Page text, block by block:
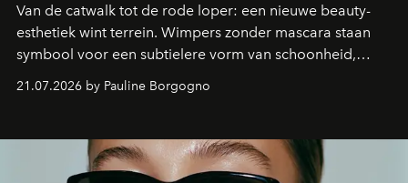
Van de catwalk tot de rode loper: een nieuwe beauty-
esthetiek wint terrein. Wimpers zonder mascara staan
symbool voor een subtielere vorm van schoonheid,
waarin zelfvertrouwen belangrijker is dan een overvloed
aan make-up.
21.07.2026 by Pauline Borgogno